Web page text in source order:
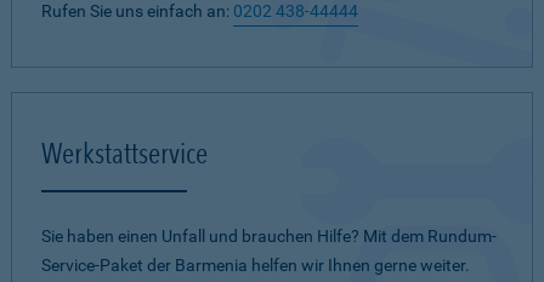
Rufen Sie uns einfach an: 0202 438-44444
Werkstattservice
Sie haben einen Unfall und brauchen Hilfe? Mit dem Rundum-
Service-Paket der Barmenia helfen wir Ihnen gerne weiter.